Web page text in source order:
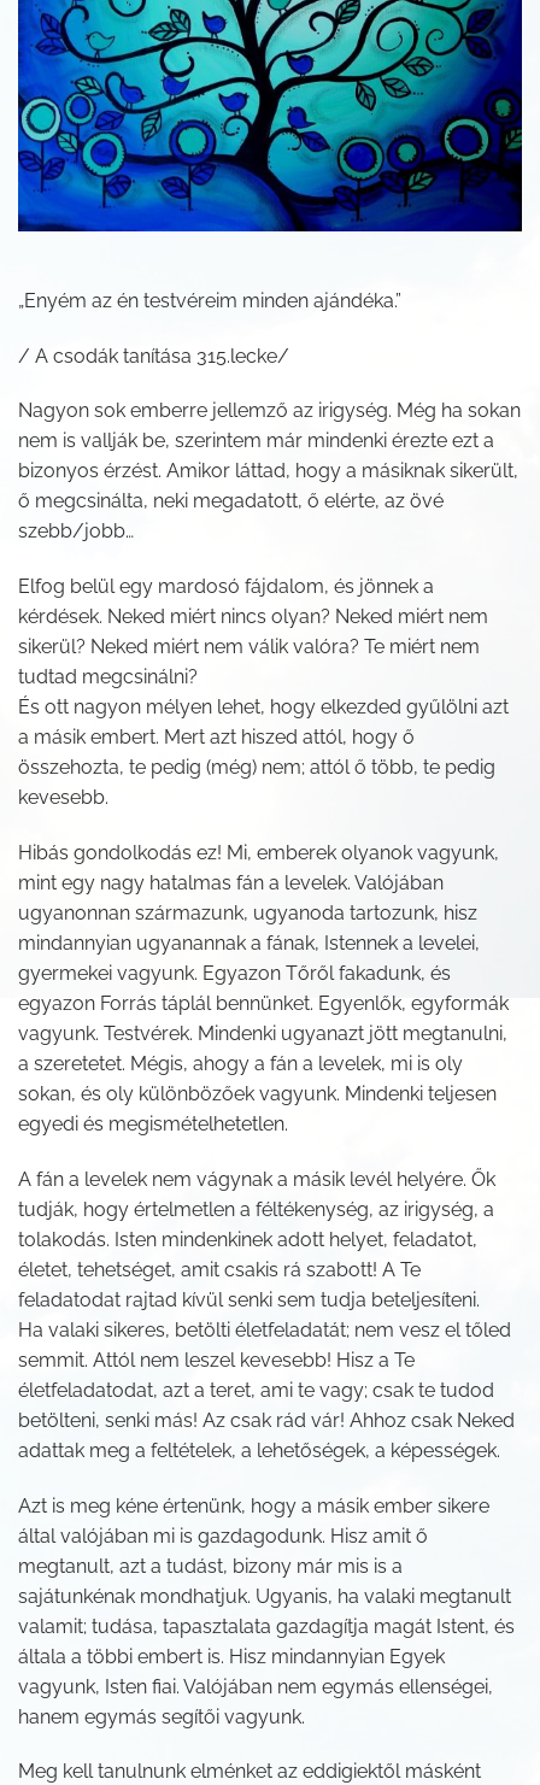
„Enyém az én testvéreim minden ajándéka.”
/ A csodák tanítása 315.lecke/
Nagyon sok emberre jellemző az irigység. Még ha sokan
nem is vallják be, szerintem már mindenki érezte ezt a
bizonyos érzést. Amikor láttad, hogy a másiknak sikerült,
ő megcsinálta, neki megadatott, ő elérte, az övé
szebb/jobb…
Elfog belül egy mardosó fájdalom, és jönnek a
kérdések. Neked miért nincs olyan? Neked miért nem
sikerül? Neked miért nem válik valóra? Te miért nem
tudtad megcsinálni?
És ott nagyon mélyen lehet, hogy elkezded gyűlölni azt
a másik embert. Mert azt hiszed attól, hogy ő
összehozta, te pedig (még) nem; attól ő több, te pedig
kevesebb.
Hibás gondolkodás ez! Mi, emberek olyanok vagyunk,
mint egy nagy hatalmas fán a levelek. Valójában
ugyanonnan származunk, ugyanoda tartozunk, hisz
mindannyian ugyanannak a fának, Istennek a levelei,
gyermekei vagyunk. Egyazon Tőről fakadunk, és
egyazon Forrás táplál bennünket. Egyenlők, egyformák
vagyunk. Testvérek. Mindenki ugyanazt jött megtanulni,
a szeretetet. Mégis, ahogy a fán a levelek, mi is oly
sokan, és oly különbözőek vagyunk. Mindenki teljesen
egyedi és megismételhetetlen.
A fán a levelek nem vágynak a másik levél helyére. Ők
tudják, hogy értelmetlen a féltékenység, az irigység, a
tolakodás. Isten mindenkinek adott helyet, feladatot,
életet, tehetséget, amit csakis rá szabott! A Te
feladatodat rajtad kívül senki sem tudja beteljesíteni.
Ha valaki sikeres, betölti életfeladatát; nem vesz el tőled
semmit. Attól nem leszel kevesebb! Hisz a Te
életfeladatodat, azt a teret, ami te vagy; csak te tudod
betölteni, senki más! Az csak rád vár! Ahhoz csak Neked
adattak meg a feltételek, a lehetőségek, a képességek.
Azt is meg kéne értenünk, hogy a másik ember sikere
által valójában mi is gazdagodunk. Hisz amit ő
megtanult, azt a tudást, bizony már mis is a
sajátunkénak mondhatjuk. Ugyanis, ha valaki megtanult
valamit; tudása, tapasztalata gazdagítja magát Istent, és
általa a többi embert is. Hisz mindannyian Egyek
vagyunk, Isten fiai. Valójában nem egymás ellenségei,
hanem egymás segítői vagyunk.
Meg kell tanulnunk elménket az eddigiektől másként